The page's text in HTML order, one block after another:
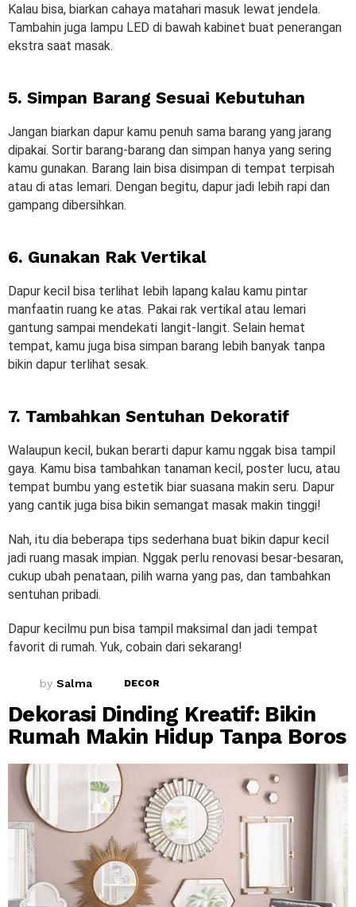
Kalau bisa, biarkan cahaya matahari masuk lewat jendela.
Tambahin juga lampu LED di bawah kabinet buat penerangan
ekstra saat masak.
5. Simpan Barang Sesuai Kebutuhan
Jangan biarkan dapur kamu penuh sama barang yang jarang
dipakai. Sortir barang-barang dan simpan hanya yang sering
kamu gunakan. Barang lain bisa disimpan di tempat terpisah
atau di atas lemari. Dengan begitu, dapur jadi lebih rapi dan
gampang dibersihkan.
6. Gunakan Rak Vertikal
Dapur kecil bisa terlihat lebih lapang kalau kamu pintar
manfaatin ruang ke atas. Pakai rak vertikal atau lemari
gantung sampai mendekati langit-langit. Selain hemat
tempat, kamu juga bisa simpan barang lebih banyak tanpa
bikin dapur terlihat sesak.
7. Tambahkan Sentuhan Dekoratif
Walaupun kecil, bukan berarti dapur kamu nggak bisa tampil
gaya. Kamu bisa tambahkan tanaman kecil, poster lucu, atau
tempat bumbu yang estetik biar suasana makin seru. Dapur
yang cantik juga bisa bikin semangat masak makin tinggi!
Nah, itu dia beberapa tips sederhana buat bikin dapur kecil
jadi ruang masak impian. Nggak perlu renovasi besar-besaran,
cukup ubah penataan, pilih warna yang pas, dan tambahkan
sentuhan pribadi.
Dapur kecilmu pun bisa tampil maksimal dan jadi tempat
favorit di rumah. Yuk, cobain dari sekarang!
by Salma DECOR
Dekorasi Dinding Kreatif: Bikin
Rumah Makin Hidup Tanpa Boros